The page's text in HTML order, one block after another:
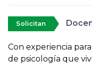
Solicitan
Con experiencia
de psicología que